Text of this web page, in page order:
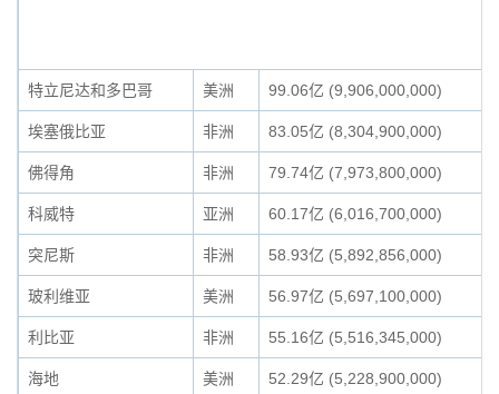
特立尼达和多巴哥 美洲 99.06亿 (9,906,000,000)
埃塞俄比亚 非洲 83.05亿 (8,304,900,000)
佛得角 非洲 79.74亿 (7,973,800,000)
科威特 亚洲 60.17亿 (6,016,700,000)
突尼斯 非洲 58.93亿 (5,892,856,000)
玻利维亚 美洲 56.97亿 (5,697,100,000)
利比亚 非洲 55.16亿 (5,516,345,000)
海地 美洲 52.29亿 (5,228,900,000)